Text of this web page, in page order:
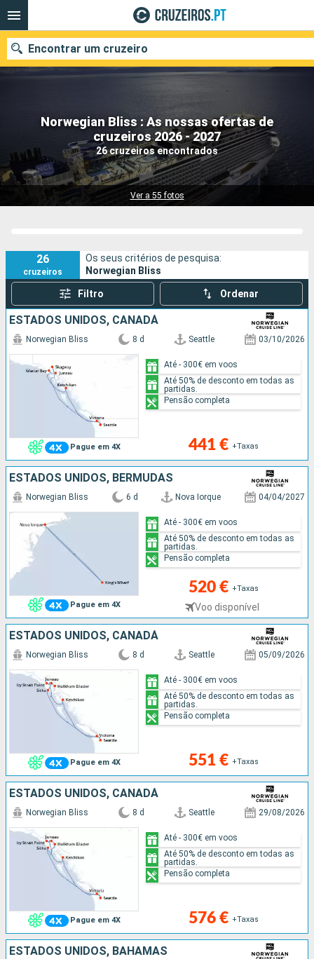
Norwegian Bliss : As nossas ofertas de
cruzeiros 2026 - 2027
26 cruzeiros encontrados
Ver a 55 fotos
Encontrar um cruzeiro
Quando ir?
Data de partida
Portos
26
cruzeiros
Os seus critérios de pesquisa:
Norwegian Bliss
Filtro Ordenar
ESTADOS UNIDOS, CANADÁ
Pague em 4X
Norwegian Bliss 8 d Seattle 03/10/2026
441 € +Taxas
Até - 300€ em voos
Até 50% de desconto em todas as
partidas.
Pensão completa
ESTADOS UNIDOS, BERMUDAS
Pague em 4X
Norwegian Bliss 6 d Nova Iorque 04/04/2027
520 € +Taxas
Voo disponível
Até - 300€ em voos
Até 50% de desconto em todas as
partidas.
Pensão completa
ESTADOS UNIDOS, CANADÁ
Pague em 4X
Norwegian Bliss 8 d Seattle 05/09/2026
551 € +Taxas
Até - 300€ em voos
Até 50% de desconto em todas as
partidas.
Pensão completa
ESTADOS UNIDOS, CANADÁ
Pague em 4X
Norwegian Bliss 8 d Seattle 29/08/2026
576 € +Taxas
Até - 300€ em voos
Até 50% de desconto em todas as
partidas.
Pensão completa
ESTADOS UNIDOS, BAHAMAS